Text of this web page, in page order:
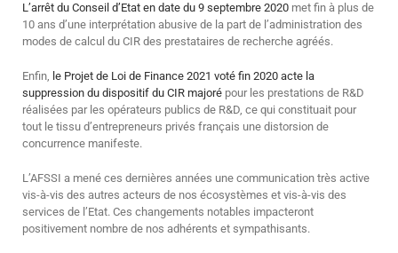
L’arrêt du Conseil d’Etat en date du 9 septembre 2020 met fin à plus de
10 ans d’une interprétation abusive de la part de l’administration des
modes de calcul du CIR des prestataires de recherche agréés.
Enfin, le Projet de Loi de Finance 2021 voté fin 2020 acte la
suppression du dispositif du CIR majoré pour les prestations de R&D
réalisées par les opérateurs publics de R&D, ce qui constituait pour
tout le tissu d’entrepreneurs privés français une distorsion de
concurrence manifeste.
L’AFSSI a mené ces dernières années une communication très active
vis-à-vis des autres acteurs de nos écosystèmes et vis-à-vis des
services de l’Etat. Ces changements notables impacteront
positivement nombre de nos adhérents et sympathisants.